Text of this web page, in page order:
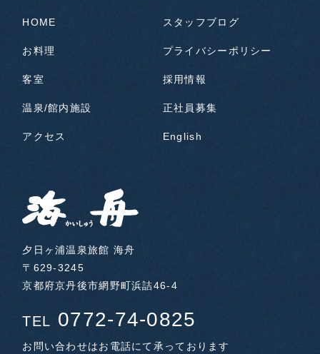
HOME
お料理
客室
温泉/館内施設
アクセス
スタッフブログ
プライバシーポリシー
採用情報
正社員募集
English
夕日ヶ浦温泉旅館 海舟
〒629-3245
京都府京丹後市網野町浜詰46-4
TEL 0772-74-0825
お問い合わせはお電話にて承っております